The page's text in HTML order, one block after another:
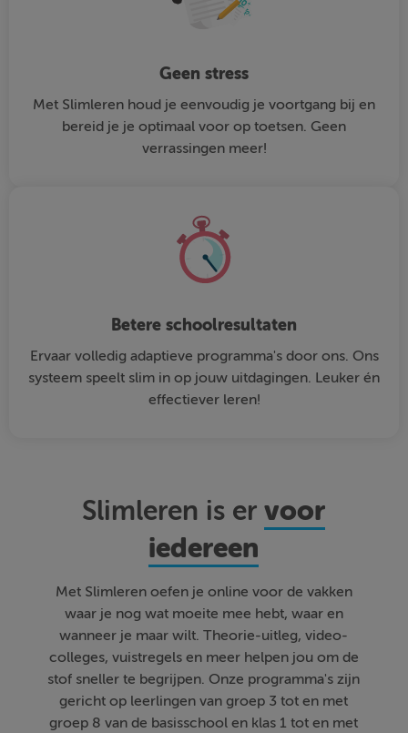
Geen stress
Met Slimleren houd je eenvoudig je voortgang bij en
bereid je je optimaal voor op toetsen. Geen
verrassingen meer!
Betere schoolresultaten
Ervaar volledig adaptieve programma's door ons. Ons
systeem speelt slim in op jouw uitdagingen. Leuker én
effectiever leren!
Slimleren is ervoor
iedereen
Met Slimleren oefen je online voor de vakken
waar je nog wat moeite mee hebt, waar en
wanneer je maar wilt. Theorie-uitleg, video-
colleges, vuistregels en meer helpen jou om de
stof sneller te begrijpen. Onze programma's zijn
gericht op leerlingen van groep 3 tot en met
groep 8 van de basisschool en klas 1 tot en met